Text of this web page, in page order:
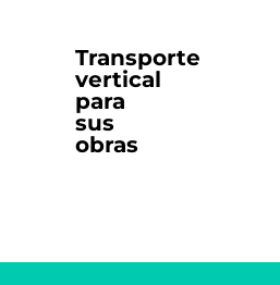
Transporte
vertical
para
sus
obras